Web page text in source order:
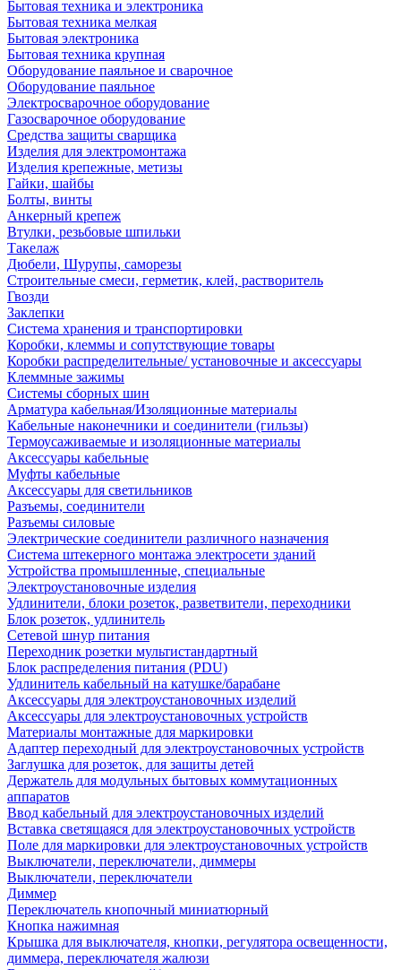
Бытовая техника и электроника
Бытовая техника мелкая
Бытовая электроника
Бытовая техника крупная
Оборудование паяльное и сварочное
Оборудование паяльное
Электросварочное оборудование
Газосварочное оборудование
Средства защиты сварщика
Изделия для электромонтажа
Изделия крепежные, метизы
Гайки, шайбы
Болты, винты
Анкерный крепеж
Втулки, резьбовые шпильки
Такелаж
Дюбели, Шурупы, саморезы
Строительные смеси, герметик, клей, растворитель
Гвозди
Заклепки
Система хранения и транспортировки
Коробки, клеммы и сопутствующие товары
Коробки распределительные/ установочные и аксессуары
Клеммные зажимы
Системы сборных шин
Арматура кабельная/Изоляционные материалы
Кабельные наконечники и соединители (гильзы)
Термоусаживаемые и изоляционные материалы
Аксессуары кабельные
Муфты кабельные
Аксессуары для светильников
Разъемы, соединители
Разъемы силовые
Электрические соединители различного назначения
Система штекерного монтажа электросети зданий
Устройства промышленные, специальные
Электроустановочные изделия
Удлинители, блоки розеток, разветвители, переходники
Блок розеток, удлинитель
Сетевой шнур питания
Переходник розетки мультистандартный
Блок распределения питания (PDU)
Удлинитель кабельный на катушке/барабане
Аксессуары для электроустановочных изделий
Аксессуары для электроустановочных устройств
Материалы монтажные для маркировки
Адаптер переходный для электроустановочных устройств
Заглушка для розеток, для защиты детей
Держатель для модульных бытовых коммутационных
аппаратов
Ввод кабельный для электроустановочных изделий
Вставка светящаяся для электроустановочных устройств
Поле для маркировки для электроустановочных устройств
Выключатели, переключатели, диммеры
Выключатели, переключатели
Диммер
Переключатель кнопочный миниатюрный
Кнопка нажимная
Крышка для выключателя, кнопки, регулятора освещенности,
диммера, переключателя жалюзи